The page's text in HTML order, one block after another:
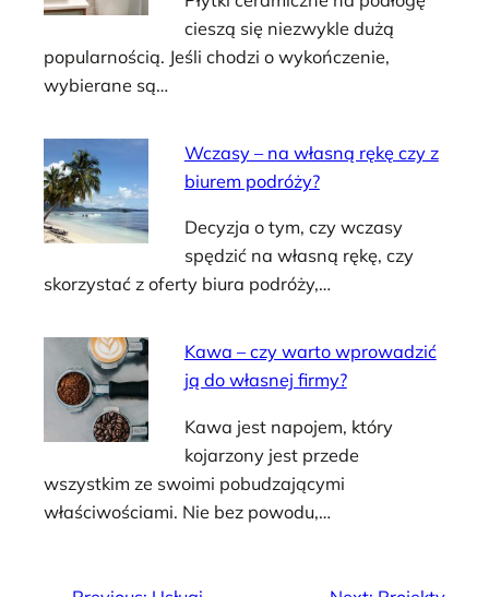
cieszą się niezwykle dużą
popularnością. Jeśli chodzi o wykończenie,
wybierane są…
Wczasy – na własną rękę czy z
biurem podróży?
Decyzja o tym, czy wczasy
spędzić na własną rękę, czy
skorzystać z oferty biura podróży,…
Kawa – czy warto wprowadzić
ją do własnej firmy?
Kawa jest napojem, który
kojarzony jest przede
wszystkim ze swoimi pobudzającymi
właściwościami. Nie bez powodu,…